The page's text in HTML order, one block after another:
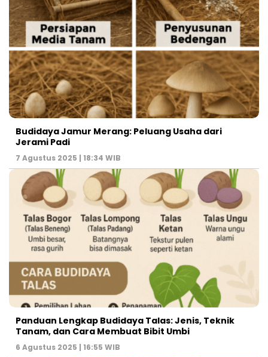
Budidaya Jamur Merang: Peluang Usaha dari
Jerami Padi
7 Agustus 2025 | 18:34 WIB
Panduan Lengkap Budidaya Talas: Jenis, Teknik
Tanam, dan Cara Membuat Bibit Umbi
6 Agustus 2025 | 16:55 WIB